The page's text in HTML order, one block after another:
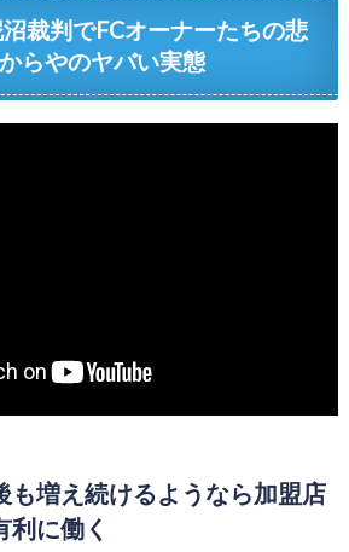
裁判でFCオーナーたちの悲
らやのヤバい実態
も増え続けるようなら加盟店
利に働く